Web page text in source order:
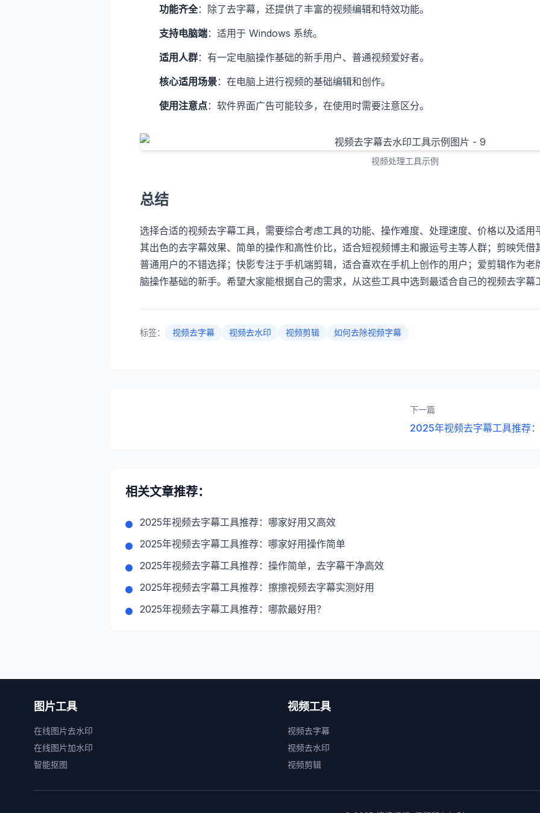
功能齐全：除了去字幕，还提供了丰富的视频编辑和特效功能。
支持电脑端：适用于 Windows 系统。
适用人群：有一定电脑操作基础的新手用户、普通视频爱好者。
核心适用场景：在电脑上进行视频的基础编辑和创作。
使用注意点：软件界面广告可能较多，在使用时需要注意区分。
视频处理工具示例
总结
选择合适的视频去字幕工具，需要综合考虑工具的功能、操作难度、处理速度、价格以及适
其出色的去字幕效果、简单的操作和高性价比，适合短视频博主和搬运号主等人群；剪映凭
普通用户的不错选择；快影专注于手机端剪辑，适合喜欢在手机上创作的用户；爱剪辑作为
脑操作基础的新手。希望大家能根据自己的需求，从这些工具中选到最适合自己的视频去字幕
标签： 视频去字幕 视频去水印 视频剪辑 如何去除视频字幕
下一篇
2025年视频去字幕工具推荐
相关文章推荐：
2025年视频去字幕工具推荐：哪家好用又高效
2025年视频去字幕工具推荐：哪家好用操作简单
2025年视频去字幕工具推荐：操作简单，去字幕干净高效
2025年视频去字幕工具推荐：擦擦视频去字幕实测好用
2025年视频去字幕工具推荐：哪款最好用？
图片工具
在线图片去水印
在线图片加水印
智能抠图
视频工具
视频去字幕
视频去水印
视频剪辑